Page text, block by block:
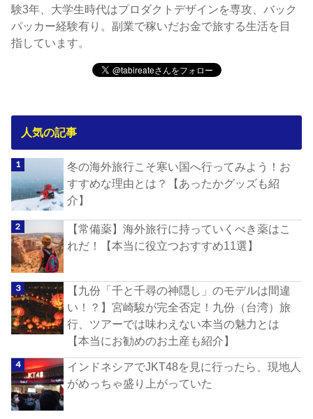
験3年、大学生時代はプロダクトデザインを専攻、バック
パッカー経験有り。副業で稼いだお金で旅する生活を目
指しています。
人気の記事
冬の海外旅行こそ寒い国へ行ってみよう！お
すすめな理由とは？【あったかグッズも紹
介】
【常備薬】海外旅行に持っていくべき薬はこ
れだ！【本当に役立つおすすめ11選】
【九份「千と千尋の神隠し」のモデルは間違
い！？】宮崎駿が完全否定！九份（台湾）旅
行、ツアーでは味わえない本当の魅力とは
【本当にお勧めのお土産も紹介】
インドネシアでJKT48を見に行ったら、現地人
がめっちゃ盛り上がっていた